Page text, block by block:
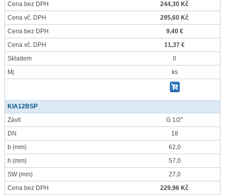
Cena bez DPH
244,30 Kč
Cena vč. DPH
295,60 Kč
Cena bez DPH
9,40 €
Cena vč. DPH
11,37 €
Skladem
0
Mj
ks
KIA12BSP
Závit
G 1/2"
DN
18
b (mm)
62,0
h (mm)
57,0
SW(mm)
27,0
Cena bez DPH
229,96 Kč